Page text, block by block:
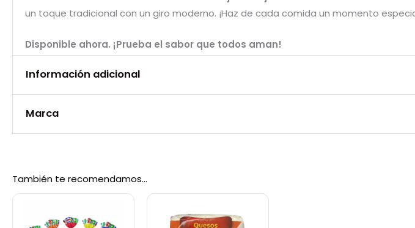
un toque tradicional con un giro moderno. ¡Haz de cada comida un momento
Disponible ahora. ¡Prueba el sabor que todos aman!
Información adicional
Peso
Marca
La chula
También te recomendamos…